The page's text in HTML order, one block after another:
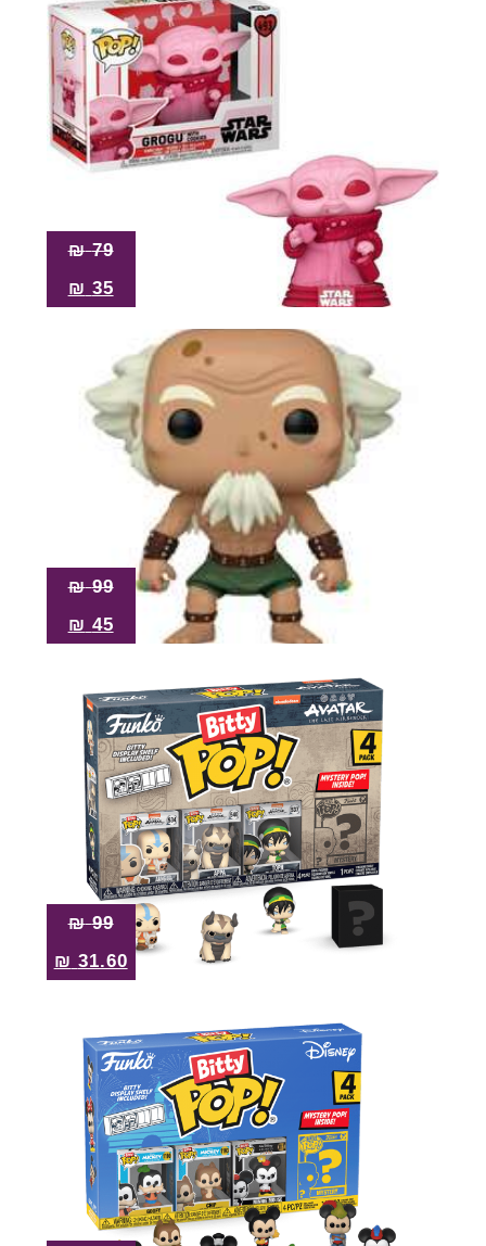
79
₪
35
₪
99
₪
45
₪
99
₪
31.60
₪